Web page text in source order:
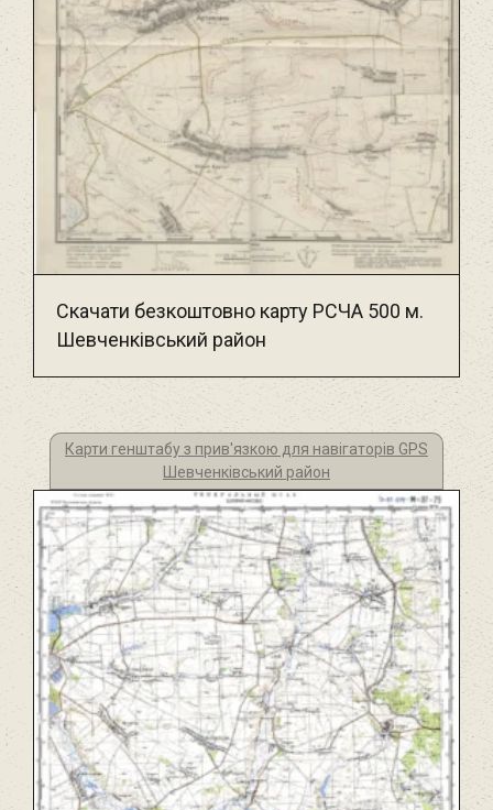
Скачати безкоштовно карту РСЧА 500 м.
Шевченківський район
Карти генштабу з прив'язкою для навігаторів GPS
Шевченківський район